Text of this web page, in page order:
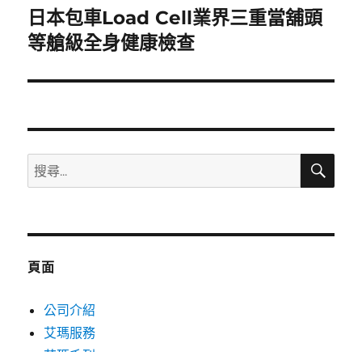
下
一
文
日本包車Load Cell業界三重當舖頭
等艙級全身健康檢查
搜
尋
鍵
搜
頁面
公司介紹
艾瑪服務